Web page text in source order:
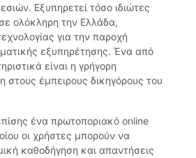
Εξυπηρετεί τόσο ιδιώτες
ολόκληρη την Ελλάδα,
για την παροχή
εξυπηρέτησης. Ένα από
είναι η γρήγορη
στους έμπειρους δικηγόρους του
ένα πρωτοποριακό online
οι χρήστες μπορούν να
καθοδήγηση και απαντήσεις